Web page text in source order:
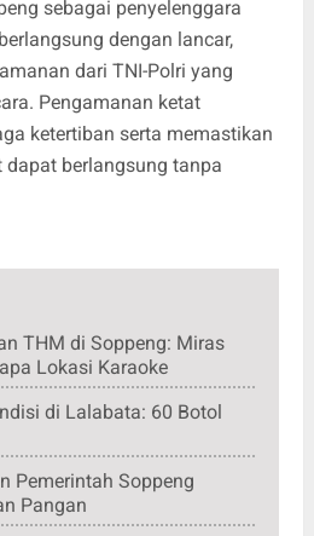
sebagai penyelenggara
dengan lancar,
dari TNI-Polri yang
Pengamanan ketat
ketertiban serta memastikan
dapat berlangsung tanpa
THM di Soppeng: Miras
Lokasi Karaoke
di Lalabata: 60 Botol
Pemerintah Soppeng
Pangan